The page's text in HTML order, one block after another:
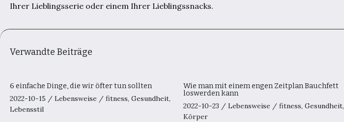
Ihrer Lieblingsserie oder einem Ihrer Lieblingssnacks.
Verwandte Beiträge
6 einfache Dinge, die wir öfter tun sollten
2022-10-15 / Lebensweise / fitness, Gesundheit,
Lebensstil
Wie man mit einem engen Zeitplan Bauchfett
loswerden kann
2022-10-23 /Lebensweise /fitness,Gesundheit,
Körper